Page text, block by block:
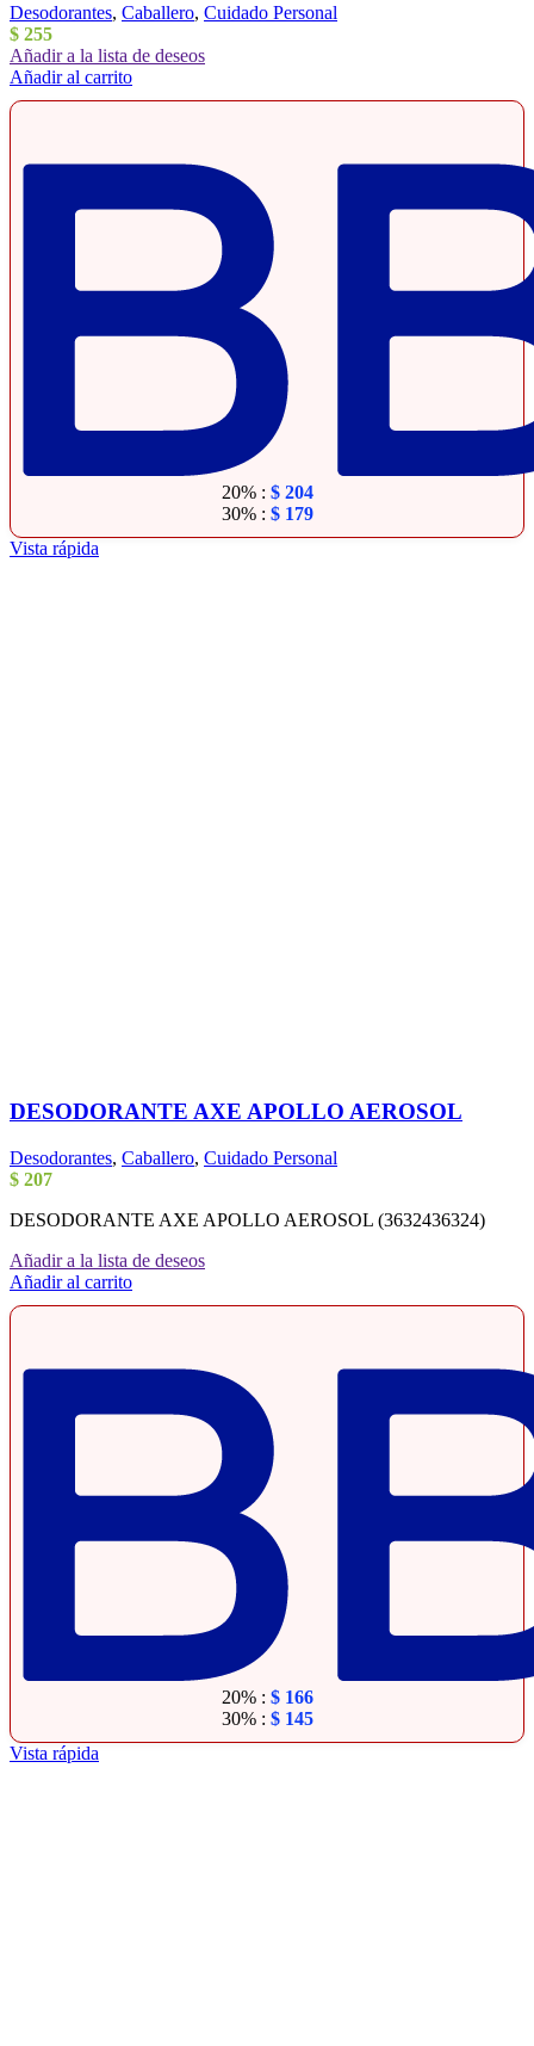
Desodorantes, Caballero, Cuidado Personal
$ 255
Añadir a la lista de deseos
Añadir al carrito
20% : $204
30% : $179
Vista rápida
DESODORANTE AXE APOLLO AEROSOL
Desodorantes, Caballero, Cuidado Personal
$ 207
DESODORANTE AXE APOLLO AEROSOL (3632436324)
Añadir a la lista de deseos
Añadir al carrito
20% : $166
30% : $145
Vista rápida